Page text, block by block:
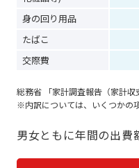
身の回り用品
たばこ
交際費
総務省 「家計調査報告（家計収
内訳については、いくつかの
男女ともに年間の出